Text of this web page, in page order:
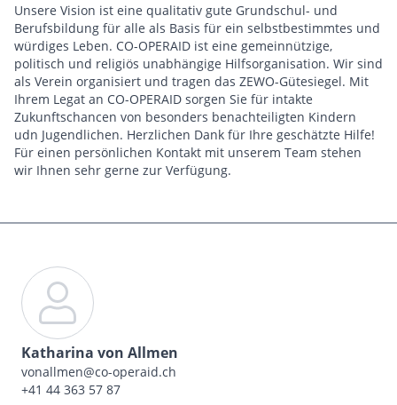
Unsere Vision ist eine qualitativ gute Grundschul- und
Berufsbildung für alle als Basis für ein selbstbestimmtes und
würdiges Leben. CO-OPERAID ist eine gemeinnützige,
politisch und religiös unabhängige Hilfsorganisation. Wir sind
als Verein organisiert und tragen das ZEWO-Gütesiegel. Mit
Ihrem Legat an CO-OPERAID sorgen Sie für intakte
Zukunftschancen von besonders benachteiligten Kindern
udn Jugendlichen. Herzlichen Dank für Ihre geschätzte Hilfe!
Für einen persönlichen Kontakt mit unserem Team stehen
wir Ihnen sehr gerne zur Verfügung.
Katharina von Allmen
vonallmen@co-operaid.ch
+41 44 363 57 87